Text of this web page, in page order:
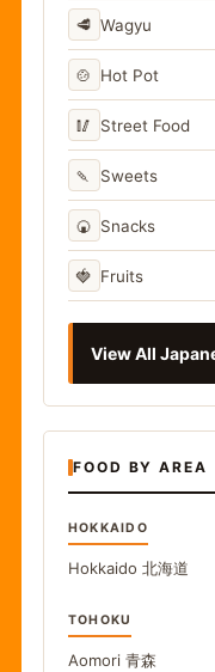
🥩 Wagyu
🍲 Hot Pot
🥢 Street Food
🍡 Sweets
🍘 Snacks
🍓 Fruits
View All
FOOD BY AREA
HOKKAIDO
Hokkaido 北海道
TOHOKU
Aomori 青森